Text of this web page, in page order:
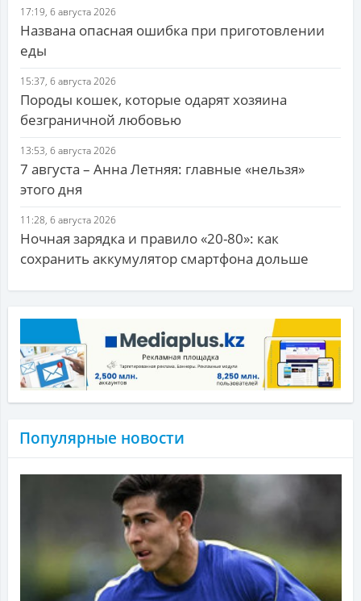
17:19, 6 августа 2026
Названа опасная ошибка при приготовлении
еды
15:37, 6 августа 2026
Породы кошек, которые одарят хозяина
безграничной любовью
13:53, 6 августа 2026
7 августа – Анна Летняя: главные «нельзя»
этого дня
11:28, 6 августа 2026
Ночная зарядка и правило «20-80»: как
сохранить аккумулятор смартфона дольше
Популярные новости